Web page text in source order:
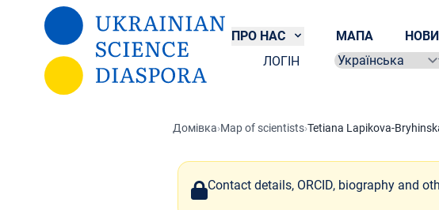
Перейти до основного вмісту
ПРО НАС МАПА
ЛОГІН
Select language
Домівка›Map of scientists›Tetiana Lapikova-
Contact details, ORCID, biography and